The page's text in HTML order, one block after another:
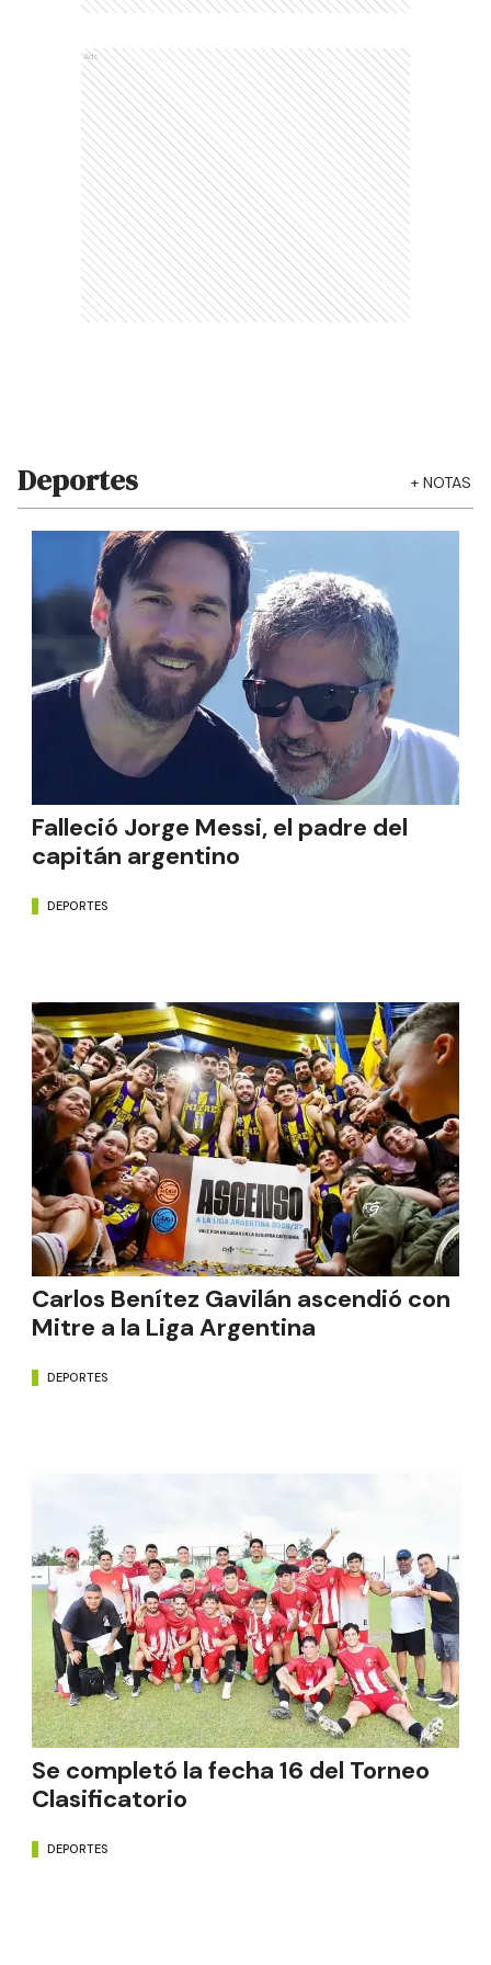
Ads
Deportes + NOTAS
Falleció Jorge Messi, el padre del
capitán argentino
DEPORTES
Carlos Benítez Gavilán ascendió con
Mitre a la Liga Argentina
DEPORTES
Se completó la fecha 16 del Torneo
Clasificatorio
DEPORTES